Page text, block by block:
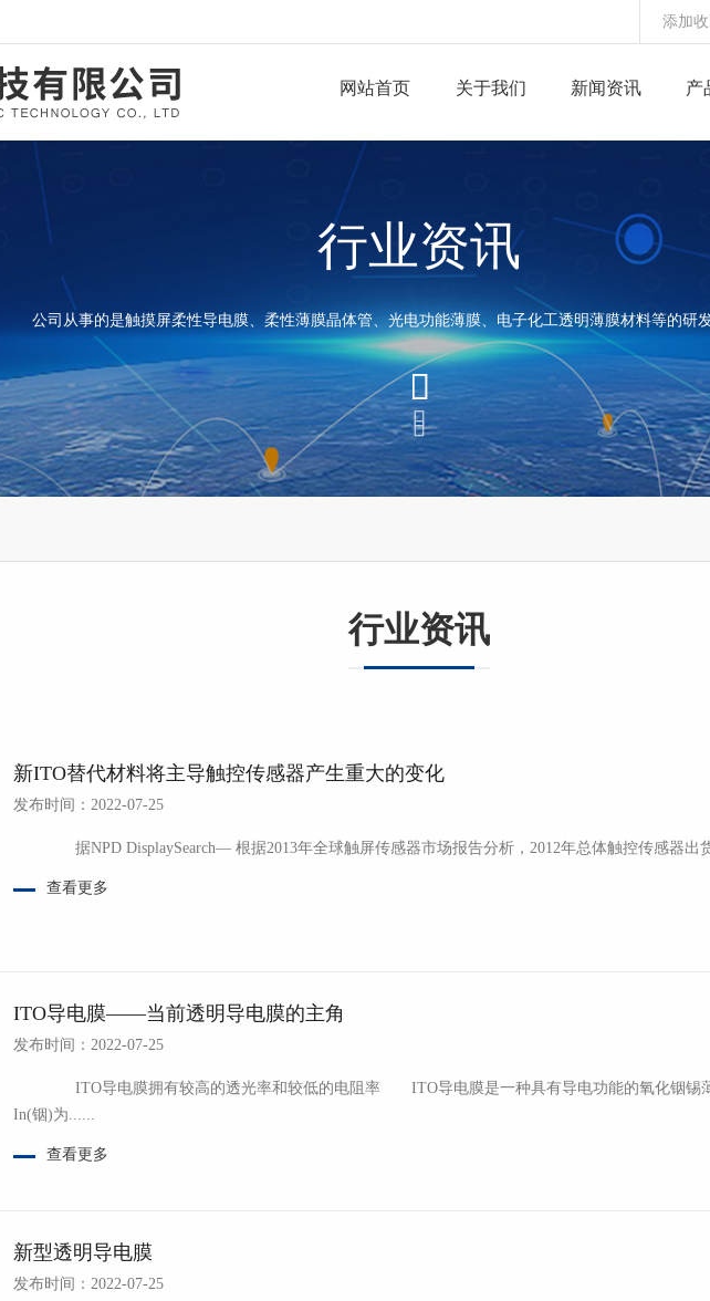
添加
网站首页 关于我们 新闻资讯 产
行业资讯
公司从事的是触摸屏柔性导电膜、柔性薄膜晶体管、光电功能薄膜、电子化工透明薄膜材料等的研



行业资讯
新ITO替代材料将主导触控传感器产生重大的变化
发布时间：2022-07-25
据NPD DisplaySearch— 根据2013年全球触屏传感器市场报告分析，2012年总体触
查看更多
ITO导电膜——当前透明导电膜的主角
发布时间：2022-07-25
ITO导电膜拥有较高的透光率和较低的电阻率 ITO导电膜是一种具有导电功能的氧化铟锡薄
In(铟)为......
查看更多
新型透明导电膜
发布时间：2022-07-25